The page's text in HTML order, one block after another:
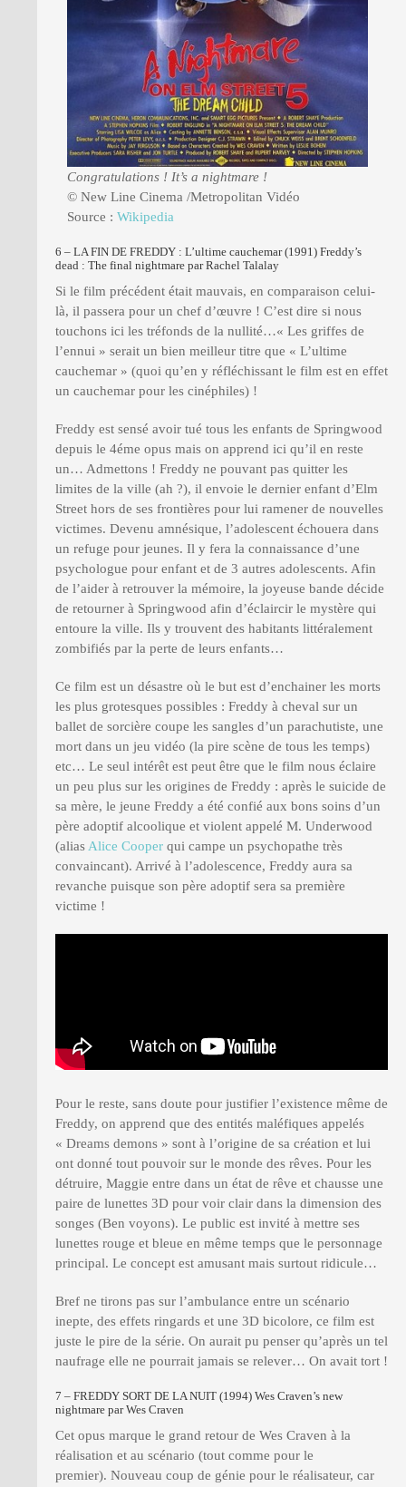
Congratulations ! It’s a nightmare !
© New Line Cinema /Metropolitan Vidéo
Source : Wikipedia
6 – LA FIN DE FREDDY : L’ultime cauchemar (1991) Freddy’s
dead : The final nightmare par Rachel Talalay
Si le film précédent était mauvais, en comparaison celui-
là, il passera pour un chef d’œuvre ! C’est dire si nous
touchons ici les tréfonds de la nullité…« Les griffes de
l’ennui » serait un bien meilleur titre que « L’ultime
cauchemar » (quoi qu’en y réfléchissant le film est en effet
un cauchemar pour les cinéphiles) !
Freddy est sensé avoir tué tous les enfants de Springwood
depuis le 4éme opus mais on apprend ici qu’il en reste
un… Admettons ! Freddy ne pouvant pas quitter les
limites de la ville (ah ?), il envoie le dernier enfant d’Elm
Street hors de ses frontières pour lui ramener de nouvelles
victimes. Devenu amnésique, l’adolescent échouera dans
un refuge pour jeunes. Il y fera la connaissance d’une
psychologue pour enfant et de 3 autres adolescents. Afin
de l’aider à retrouver la mémoire, la joyeuse bande décide
de retourner à Springwood afin d’éclaircir le mystère qui
entoure la ville. Ils y trouvent des habitants littéralement
zombifiés par la perte de leurs enfants…
Ce film est un désastre où le but est d’enchainer les morts
les plus grotesques possibles : Freddy à cheval sur un
ballet de sorcière coupe les sangles d’un parachutiste, une
mort dans un jeu vidéo (la pire scène de tous les temps)
etc… Le seul intérêt est peut être que le film nous éclaire
un peu plus sur les origines de Freddy : après le suicide de
sa mère, le jeune Freddy a été confié aux bons soins d’un
père adoptif alcoolique et violent appelé M. Underwood
(alias Alice Cooper qui campe un psychopathe très
convaincant). Arrivé à l’adolescence, Freddy aura sa
revanche puisque son père adoptif sera sa première
victime !
Pour le reste, sans doute pour justifier l’existence même de
Freddy, on apprend que des entités maléfiques appelés
« Dreams demons » sont à l’origine de sa création et lui
ont donné tout pouvoir sur le monde des rêves. Pour les
détruire, Maggie entre dans un état de rêve et chausse une
paire de lunettes 3D pour voir clair dans la dimension des
songes (Ben voyons). Le public est invité à mettre ses
lunettes rouge et bleue en même temps que le personnage
principal. Le concept est amusant mais surtout ridicule…
Bref ne tirons pas sur l’ambulance entre un scénario
inepte, des effets ringards et une 3D bicolore, ce film est
juste le pire de la série. On aurait pu penser qu’après un tel
naufrage elle ne pourrait jamais se relever… On avait tort !
7 – FREDDY SORT DE LA NUIT (1994) Wes Craven’s new
nightmare par Wes Craven
Cet opus marque le grand retour de Wes Craven à la
réalisation et au scénario (tout comme pour le
premier). Nouveau coup de génie pour le réalisateur, car